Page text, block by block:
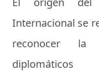
Internacional se
reconocer